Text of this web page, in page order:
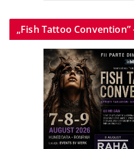
„Fish Tattoo Convention”